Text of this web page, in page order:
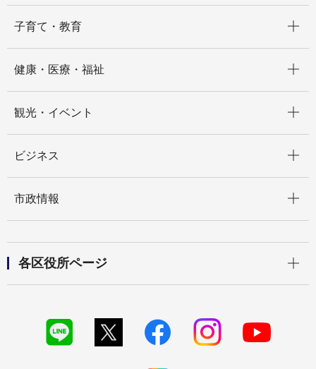
子育て・教育
健康・医療・福祉
観光・イベント
ビジネス
市政情報
各区役所ページ